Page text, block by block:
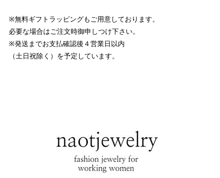
※無料ギフトラッピングもご用意しております。
必要な場合はご注文時御申しつけ下さい。
※発送までお支払確認後４営業日以内
（土日祝除く）を予定しています。